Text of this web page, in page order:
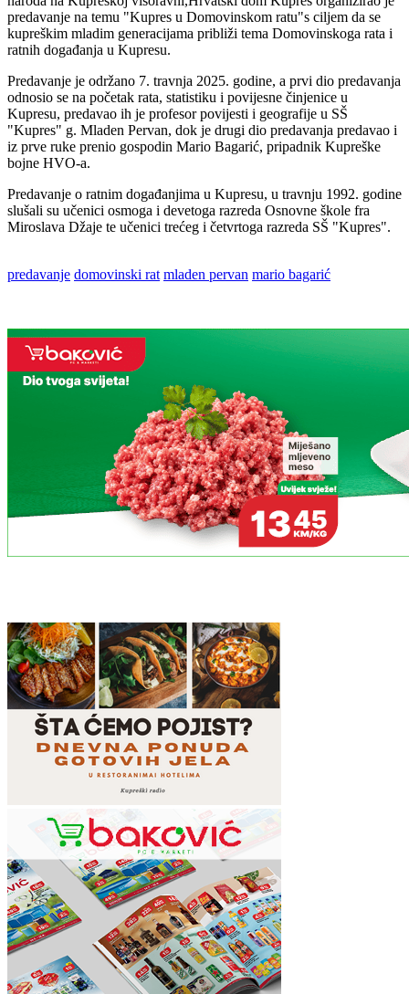
predavanje na temu "Kupres u Domovinskom ratu"s ciljem da se
kupreškim mladim generacijama približi tema Domovinskoga rata i
ratnih događanja u Kupresu.
Predavanje je održano 7. travnja 2025. godine, a prvi dio predavanja
odnosio se na početak rata, statistiku i povijesne činjenice u
Kupresu, predavao ih je profesor povijesti i geografije u SŠ
"Kupres" g. Mladen Pervan, dok je drugi dio predavanja predavao i
iz prve ruke prenio gospodin Mario Bagarić, pripadnik Kupreške
bojne HVO-a.
Predavanje o ratnim događanjima u Kupresu, u travnju 1992. godine
slušali su učenici osmoga i devetoga razreda Osnovne škole fra
Miroslava Džaje te učenici trećeg i četvrtoga razreda SŠ "Kupres".
predavanje domovinski rat mladen pervan mario bagarić